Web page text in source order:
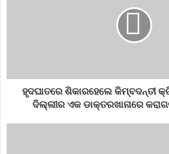
| ଏଥିରୁ ଜଣାପଡୁଛି ଯେ ଟିଆରପି ଲିଷ୍ଟର ଟପ୍ 5
ବସ୍ 14 ର ପ୍ରତିଯୋଗୀମାନଙ୍କୁ ଆଗକୁ ଆହୁରି
ପଡିବ | ବିଶେଷ କରି ଯେତେବେଳେକି ବିଗବସ୍ ର
ଟିଆରପି ଆହୁରି ଖସିପାରେ ବୋଲି ବିଶ୍ୱାସ
The-series-Anupama-
ହୃଦଘାତରେ ଶିକାରହେଲେ କିମ୍ବଦନ୍ତୀ
ଦିଲ୍ଲୀର ଏକ ଡାକ୍ତରଖାନାରେ